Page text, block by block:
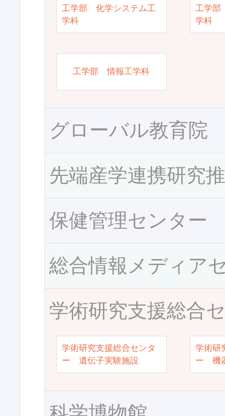
工学部 化学システム工
学科
工学部
学科
工学部 情報工学科
グローバル教育院
先端産学連携研究
保健管理センター
総合情報メディア
学術研究支援総合
学術研究支援総合センタ
ー 遺伝子実験施設
学術研
ー 機